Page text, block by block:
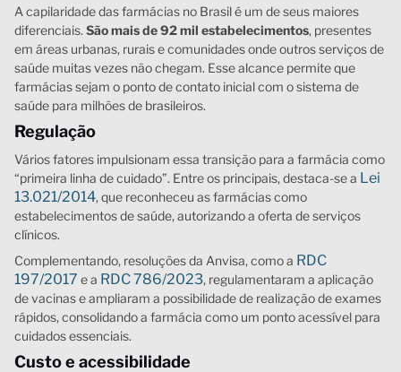
A capilaridade das farmácias no Brasil é um de seus maiores
diferenciais. São mais de 92 mil estabelecimentos, presentes
em áreas urbanas, rurais e comunidades onde outros serviços de
saúde muitas vezes não chegam. Esse alcance permite que
farmácias sejam o ponto de contato inicial com o sistema de
saúde para milhões de brasileiros.
Regulação
Vários fatores impulsionam essa transição para a farmácia como
“primeira linha de cuidado”. Entre os principais, destaca-se a Lei
13.021/2014, que reconheceu as farmácias como
estabelecimentos de saúde, autorizando a oferta de serviços
clínicos.
Complementando, resoluções da Anvisa, como a RDC
197/2017 e a RDC 786/2023, regulamentaram a aplicação
de vacinas e ampliaram a possibilidade de realização de exames
rápidos, consolidando a farmácia como um ponto acessível para
cuidados essenciais.
Custo e acessibilidade